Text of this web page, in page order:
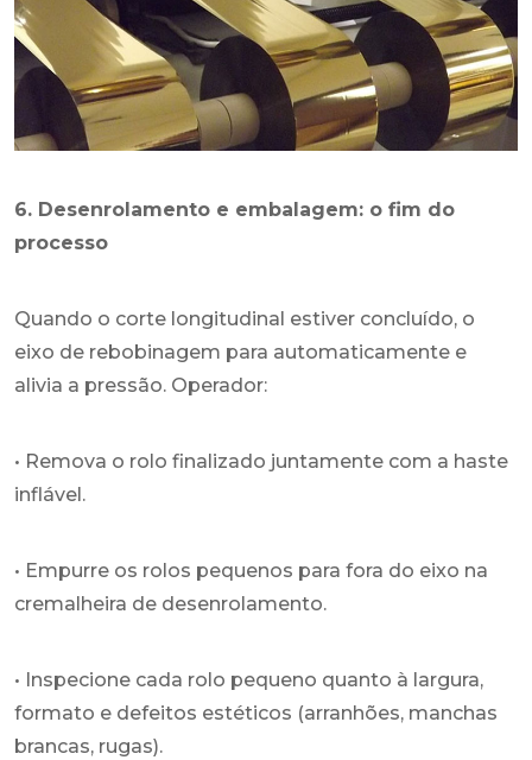
6. Desenrolamento e embalagem: o fim do
processo
Quando o corte longitudinal estiver concluído, o
eixo de rebobinagem para automaticamente e
alivia a pressão. Operador:
• Remova o rolo finalizado juntamente com a haste
inflável.
• Empurre os rolos pequenos para fora do eixo na
cremalheira de desenrolamento.
• Inspecione cada rolo pequeno quanto à largura,
formato e defeitos estéticos (arranhões, manchas
brancas, rugas).